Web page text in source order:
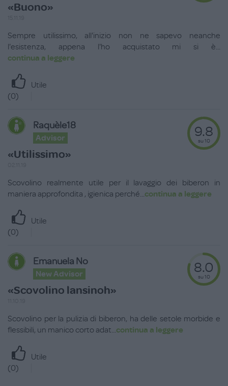
«Buono»
Sempre utilissimo, all'inizio non ne sapevo neanche
l'esistenza, appena l'ho acquistato mi si è...
continua a leggere
Utile
(0)
Raquèle18
Advisor
«Utilissimo»
9.8
su 10
Scovolino realmente utile per il lavaggio dei biberon in
maniera approfondita , igienica perché...continua a leggere
Utile
(0)
Emanuela No
New Advisor
«Scovolino lansinoh»
8.0
su 10
Scovolino per la pulizia di biberon, ha delle setole morbide e
flessibili, un manico corto adat...continua a leggere
Utile
(0)